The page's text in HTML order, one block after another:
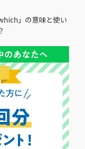
」の意味と使い